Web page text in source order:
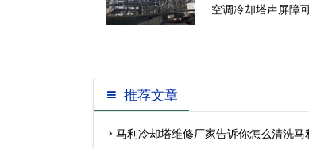
空调冷却塔声屏障
推荐文章
马利冷却塔维修厂家告诉你怎么清洗